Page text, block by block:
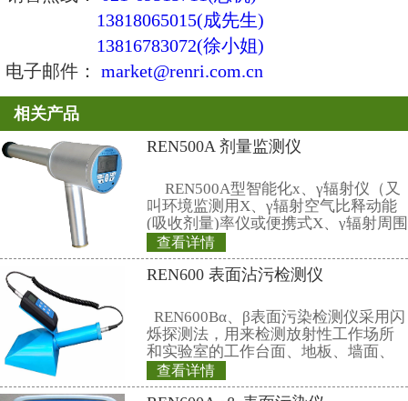
χ、γ射线参数请见本节第（1）小
(3) 中子 + X、γ 射线个人剂量监测
中子射线部分：
A 、IDB- Ⅲ型热释光剂量盒 ，
B、 6LiF(Mg.Cu.P)玻璃管， φ 2.0
7LiF(Mg.Cu.P)玻璃管， φ 2.0 ×